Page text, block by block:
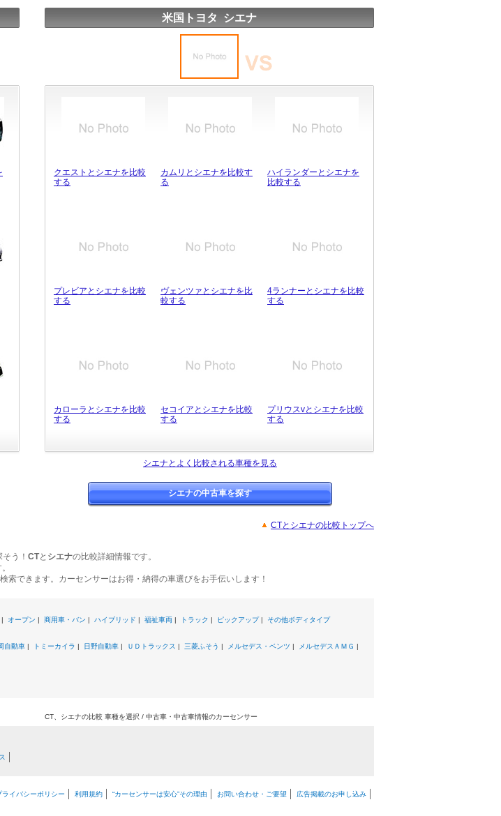
米国トヨタ シエナ
クエストとシエナを比較
する
カムリとシエナを比較す
る
ハイランダーとシエナを
比較する
プレビアとシエナを比較
する
ヴェンツァとシエナを比
較する
4ランナーとシエナを比較
する
カローラとシエナを比較
する
セコイアとシエナを比較
する
プリウスvとシエナを比較
する
シエナとよく比較される車種を見る
シエナの中古車を探す
CTとシエナの比較トップへ
う！ CTと シエナの比較詳細情報です。
できます。カーセンサーはお得・納得の車選びをお手伝いします！
| オープン | 商用車・バン | ハイブリッド | 福祉車両 | トラック | ピックアップ| その他ボディタイプ
自動車 | トミーカイラ | 日野自動車 | ＵＤトラックス | 三菱ふそう | メルセデス・ベンツ | メルセデスＡＭＧ |
CT、シエナの比較 車種を選択 / 中古車・中古車情報のカーセンサー
ライバシーポリシー 利用規約 “カーセンサーは安心”その理由 お問い合わせ・ご要望 広告掲載のお申し込み